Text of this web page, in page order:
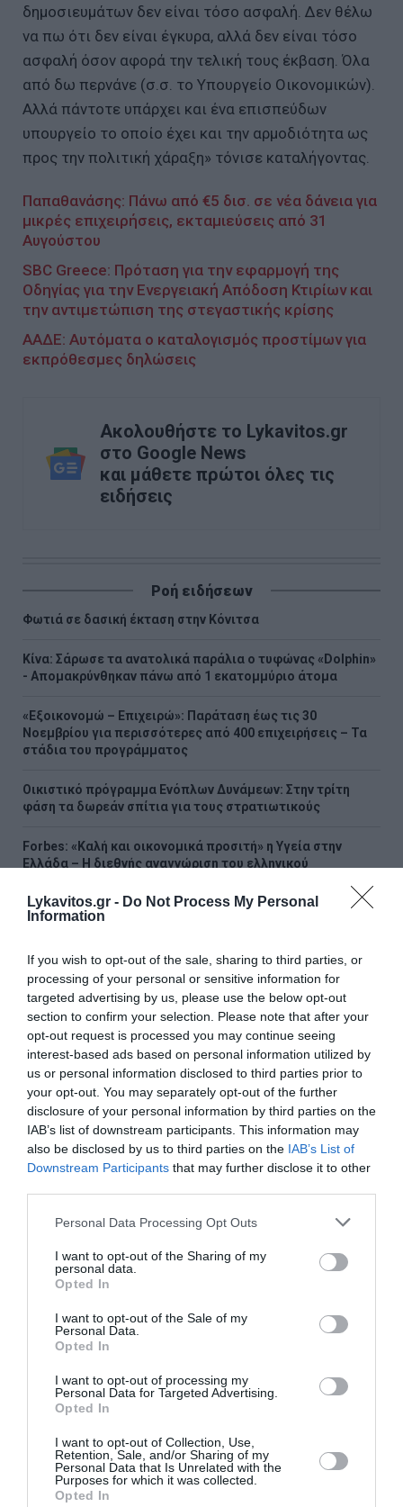
Lykavitos.gr - Do Not Process My Personal
Information
If you wish to opt-out of the sale, sharing to third parties, or
processing of your personal or sensitive information for
targeted advertising by us, please use the below opt-out
section to confirm your selection. Please note that after your
opt-out request is processed you may continue seeing
interest-based ads based on personal information utilized by
us or personal information disclosed to third parties prior to
your opt-out. You may separately opt-out of the further
disclosure of your personal information by third parties on the
IAB’s list of downstream participants. This information may
also be disclosed by us to third parties on the IAB’s List of
Downstream Participants that may further disclose it to other
Please note that this website/app uses one or more Google
not limited to your visit or usage behaviour. You may click to
grant or deny consent to Google and its third-party tags to
use your data for below specified purposes in below Google
consent section.
Personal Data Processing Opt Outs
I want to opt-out of the Sharing of my
personal data.
Opted In
I want to opt-out of the Sale of my
Personal Data.
Opted In
I want to opt-out of processing my
Personal Data for Targeted Advertising.
Opted In
I want to opt-out of Collection, Use,
Retention, Sale, and/or Sharing of my
Personal Data that Is Unrelated with the
Purposes for which it was collected.
Opted In
δημοσιευμάτων δεν είναι τόσο ασφαλή. Δεν θέλω
να πω ότι δεν είναι έγκυρα, αλλά δεν είναι τόσο
ασφαλή όσον αφορά την τελική τους έκβαση. Όλα
από δω περνάνε (σ.σ. το Υπουργείο Οικονομικών).
Αλλά πάντοτε υπάρχει και ένα επισπεύδων
υπουργείο το οποίο έχει και την αρμοδιότητα ως
προς την πολιτική χάραξη» τόνισε καταλήγοντας.
Παπαθανάσης: Πάνω από €5 δισ. σε νέα δάνεια για
μικρές επιχειρήσεις, εκταμιεύσεις από 31
Αυγούστου
SBC Greece: Πρόταση για την εφαρμογή της
Οδηγίας για την Ενεργειακή Απόδοση Κτιρίων και
την αντιμετώπιση της στεγαστικής κρίσης
ΑΑΔΕ: Αυτόματα ο καταλογισμός προστίμων για
εκπρόθεσμες δηλώσεις
Ακολουθήστε το Lykavitos.gr
στο Google News
και μάθετε πρώτοι όλες τις
ειδήσεις
Ροή ειδήσεων
Φωτιά σε δασική έκταση στην Κόνιτσα
Κίνα: Σάρωσε τα ανατολικά παράλια ο τυφώνας «Dolphin»
- Απομακρύνθηκαν πάνω από 1 εκατομμύριο άτομα
«Εξοικονομώ – Επιχειρώ»: Παράταση έως τις 30
Νοεμβρίου για περισσότερες από 400 επιχειρήσεις – Τα
στάδια του προγράμματος
Οικιστικό πρόγραμμα Ενόπλων Δυνάμεων: Στην τρίτη
φάση τα δωρεάν σπίτια για τους στρατιωτικούς
Forbes: «Καλή και οικονομικά προσιτή» η Υγεία στην
Ελλάδα – Η διεθνής αναγνώριση του ελληνικού
Eurobank: Απέκτησε 1.099.627 ίδιες μετοχές από 3 έως 7
Ο Γιώργος Αυτιάς ζητά έλεγχο σε αγορές ακινήτων από
τρίτες χώρες σε διασυνοριακές περιοχές
Ηλεία: Μαίνεται η φωτιά στο Μουζάκι - Καίει
αναγεννημένο πευκοδάσος
Επεισοδιακή καταδίωξη 37χρονου με κλεμμένο
αυτοκίνητο στο κέντρο της Θεσσαλονίκης
Μαρούσι: Φωτιά σε μονοκατοικία – Γείτονας
απεγκλώβισε γυναίκα με κινητικά προβλήματα
διαβάστε ακόμη